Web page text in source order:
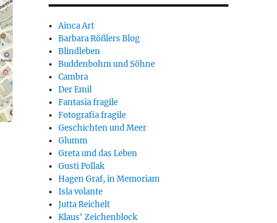
Ainca Art
Barbara Rößlers Blog
Blindleben
Buddenbohm und Söhne
Cambra
Der Emil
Fantasia fragile
Fotografia fragile
Geschichten und Meer
Glumm
Greta und das Leben
Gusti Pollak
Hagen Graf, in Memoriam
Isla volante
Jutta Reichelt
Klaus' Zeichenblock